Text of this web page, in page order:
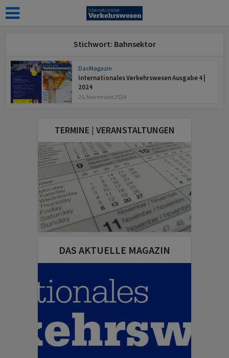
Stichwort: Bahnsektor
Das Magazin
Internationales Verkehrswesen Ausgabe 4 |
2024
25. November 2024
TERMINE | VERANSTALTUNGEN
DAS AKTUELLE MAGAZIN